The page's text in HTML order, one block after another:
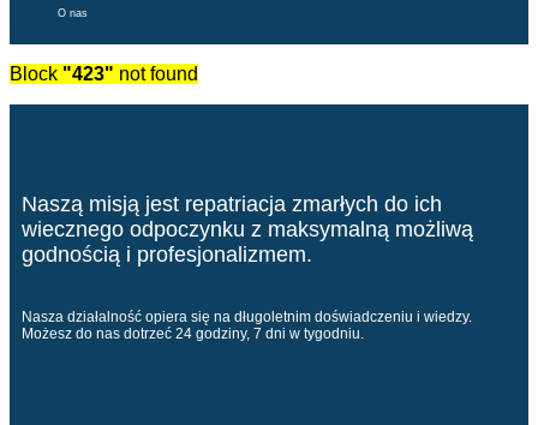
O nas
Block "423" not found
Naszą misją jest repatriacja zmarłych do ich
wiecznego odpoczynku z maksymalną możliwą
godnością i profesjonalizmem.
Nasza działalność opiera się na długoletnim doświadczeniu i wiedzy.
Możesz do nas dotrzeć 24 godziny, 7 dni w tygodniu.